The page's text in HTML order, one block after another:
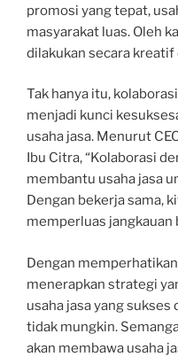
promosi yang tepat,
masyarakat luas. Oleh
dilakukan secara kreatif
Tak hanya itu,
menjadi kunci
usaha jasa. Menurut
Ibu Citra, “Kolaborasi
membantu usaha jasa
Dengan bekerja sama,
memperluas jangkauan
Dengan
menerapkan strategi
usaha jasa yang sukses
tidak mungkin.
akan membawa usaha